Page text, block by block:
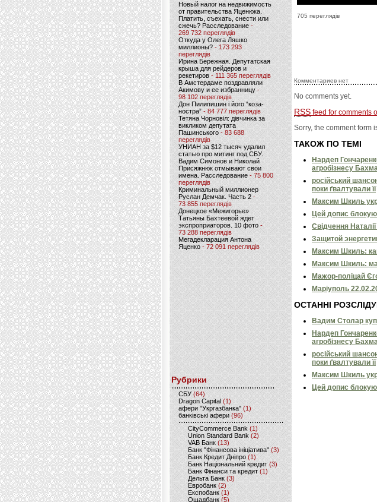
Новый налог на недвижимость
от правительства Яценюка.
Платить, съехать, снести или
сжечь? Расследование-
269 732 переглядів
Откуда у Олега Ляшко
миллионы? - 173 293
переглядів
Ирина Бережная. Депутатская
крыша для рейдеров и
рекетиров - 111 365 переглядів
В Амстердаме поздравляли
Акимову и ее избранницу -
98 102 переглядів
Дон Пилипишин і його “коза-
ностра” - 84 777 переглядів
Тетяна Чорновіл: дівчинка за
викликом депутата
Пашинського- 83 688
переглядів
УНИАН за $12 тысяч удалил
статью про митинг под СБУ.
Вадим Симонов и Николай
Присяжнюк отмывают свои
имена. Расследование - 75 800
переглядів
Криминальный миллионер
Руслан Демчак. Часть 2-
73 855 переглядів
Донецкое «Межигорье»
Татьяны Бахтеевой ждет
экспроприаторов. 10 фото -
73 288 переглядів
Мегадекларация Антона
Яценко - 72 091 переглядів
Рубрики
CБУ (64)
Dragon Capital (1)
афери "Укргазбанка" (1)
банківські афери (96)
CityCommerce Bank (1)
Union Standard Bank (2)
VAB Банк (13)
Банк "Фінансова ініціатива" (3)
Банк Кредит Дніпро (1)
Банк Національний кредит (3)
Банк Фінанси та кредит (1)
Дельта Банк (3)
Евробанк(2)
Експобанк (1)
Ощадбанк(5)
705 переглядів
Комментариев нет
No comments yet.
RSS feed for comments
Sorry, the comment form
ТАКОЖ ПО ТЕМІ
Нардеп
агробізнесу
російський
поки ґвалтували її
Максим Шкиль
Цей допис
Свідчення
Защитой
Максим Шкиль:
Максим Шкиль:
Мажор-поліцай
Маріуполь
ОСТАННІ
Вадим Столар
Нардеп
агробізнесу
російський
поки ґвалтували її
Максим Шкиль
Цей допис